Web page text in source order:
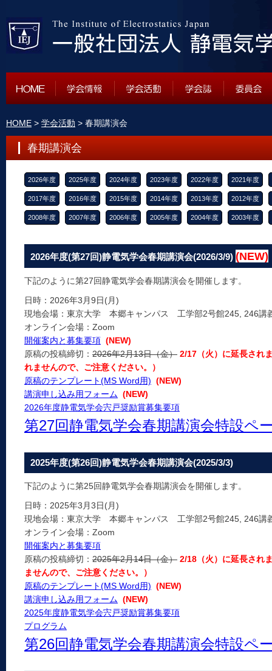
HOME > 学会活動 > 春期講演会
春期講演会
2026年度 2025年度 2024年度 2023年度 2022年度 2021年度
2017年度 2016年度 2015年度 2014年度 2013年度 2012年度
2008年度 2007年度 2006年度 2005年度 2004年度 2003年度
2026年度(第27回)静電気学会春期講演会(2026/3/9) (NEW)
下記のように第27回静電気学会春期講演会を開催します。
日時：2026年3月9日(月)
現地会場：東京大学 本郷キャンパス 工学部2号館245, 246
オンライン会場：Zoom
開催案内と募集要項 (NEW)
原稿の投稿締切： 2026年2月13日（金） 2/17（火）に延長され
れませんので、ご注意ください。）
原稿のテンプレート(MS Word用) (NEW)
講演申し込み用フォーム (NEW)
2026年度静電気学会宍戸奨励賞募集要項
第27回静電気学会春期講演会特設ペ
2025年度(第26回)静電気学会春期講演会(2025/3/3)
下記のように第25回静電気学会春期講演会を開催します。
日時：2025年3月3日(月)
現地会場：東京大学 本郷キャンパス 工学部2号館245, 246
オンライン会場：Zoom
開催案内と募集要項
原稿の投稿締切： 2025年2月14日（金） 2/18（火）に延長され
ませんので、ご注意ください。）
原稿のテンプレート(MS Word用) (NEW)
講演申し込み用フォーム (NEW)
2025年度静電気学会宍戸奨励賞募集要項
プログラム
第26回静電気学会春期講演会特設ペ